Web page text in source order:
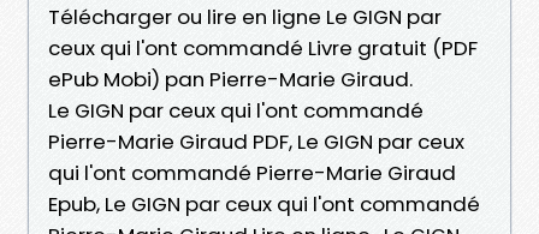
Télécharger ou lire en ligne Le GIGN par
ceux qui l'ont commandé Livre gratuit (PDF
ePub Mobi) pan Pierre-Marie Giraud.
Le GIGN par ceux qui l'ont commandé
Pierre-Marie Giraud PDF, Le GIGN par ceux
qui l'ont commandé Pierre-Marie Giraud
Epub, Le GIGN par ceux qui l'ont commandé